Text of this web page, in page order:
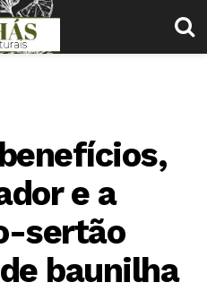
benefícios, broncodilatador e
e a
sertão
baunilha